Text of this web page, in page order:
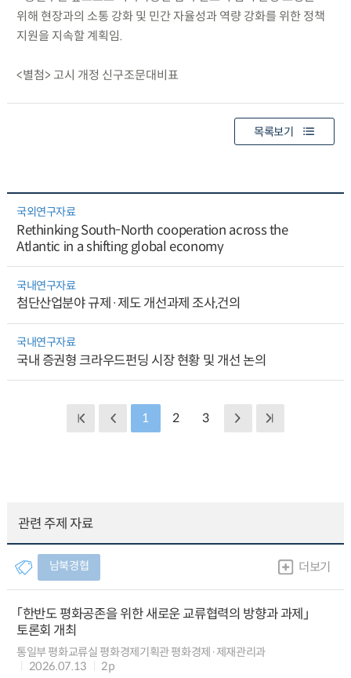
위해 현장과의 소통 강화 및 민간 자율성과 역량 강화를 위한 정책
지원을 지속할 계획임.
<별첨> 고시 개정 신구조문대비표
목록보기
국외연구자료
Rethinking South-North cooperation across the
Atlantic in a shifting global economy
국내연구자료
첨단산업분야 규제·제도 개선과제 조사,건의
국내연구자료
국내 증권형 크라우드펀딩 시장 현황 및 개선 논의
1 2 3
관련 주제 자료
남북경협 더보기
「한반도 평화공존을 위한 새로운 교류협력의 방향과 과제」
토론회 개최
통일부 평화교류실 평화경제기획관 평화경제·제재관리과
2026.07.13
2p